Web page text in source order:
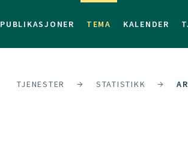
PUBLIKASJONER TEMA KALENDER
TJENESTER STATISTIKK